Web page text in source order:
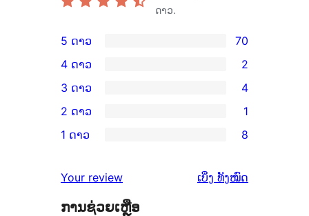
ດາວ.
ການ
ວິຈານ
5
ດາວ
ຈຳນວນ
ລາຍການ
5 ດາວ 70
ວິຈານ
4
ດາວ
2
ລາຍການ
4 ດາວ 2
ການ
ວິຈານ
3
ຈຳນວນ
4
3 ດາວ 4
ວິຈານ
ດາວ
ຈຳນວນ
2 ດາວ 1
1
ດາວ
1 ດາວ 8
Your review ເບິ່ງ ຄຳ
ທັງໝົດ
ການຊ່ວຍເຫຼືອ